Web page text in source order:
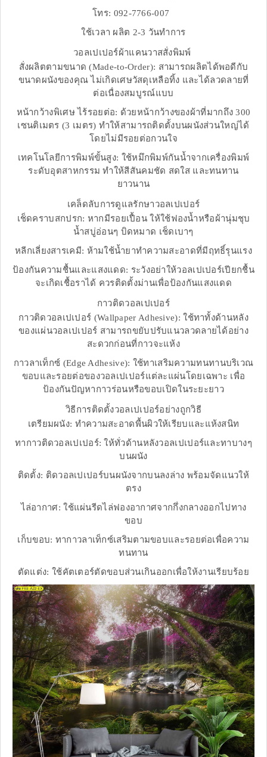
โทร: 092-7766-007
ใช้เวลา ผลิต 2-3 วันทำการ
วอลเปเปอร์ผ้าแคนวาสสั่งพิมพ์
สั่งผลิตตามขนาด (Made-to-Order): สามารถผลิตได้พอดีกับ
ขนาดผนังของคุณ ไม่เกิดเศษวัสดุเหลือทิ้ง และได้ลวดลายที่
ต่อเนื่องสมบูรณ์แบบ
หน้ากว้างพิเศษ ไร้รอยต่อ: ด้วยหน้ากว้างของผ้าที่มากถึง 300
เซนติเมตร (3 เมตร) ทำให้สามารถติดตั้งบนผนังส่วนใหญ่ได้
โดยไม่มีรอยต่อกวนใจ
เทคโนโลยีการพิมพ์ขั้นสูง: ใช้หมึกพิมพ์กันน้ำจากเครื่องพิมพ์
ระดับอุตสาหกรรม ทำให้สีสันคมชัด สดใส และทนทาน
ยาวนาน
เคล็ดลับการดูแลรักษาวอลเปเปอร์
เช็ดคราบสกปรก: หากมีรอยเปื้อน ให้ใช้ฟองน้ำหรือผ้านุ่มชุบ
น้ำสบู่อ่อนๆ บิดหมาด เช็ดเบาๆ
หลีกเลี่ยงสารเคมี: ห้ามใช้น้ำยาทำความสะอาดที่มีฤทธิ์รุนแรง
ป้องกันความชื้นและแสงแดด: ระวังอย่าให้วอลเปเปอร์เปียกชื้น
จะเกิดเชื้อราได้ ควรติดตั้งม่านเพื่อป้องกันแสงแดด
กาวติดวอลเปเปอร์
กาวติดวอลเปเปอร์ (Wallpaper Adhesive): ใช้ทาทั้งด้านหลัง
ของแผ่นวอลเปเปอร์ สามารถขยับปรับแนวลวดลายได้อย่าง
สะดวกก่อนที่กาวจะแห้ง
กาวลาเท็กซ์ (Edge Adhesive): ใช้ทาเสริมความทนทานบริเวณ
ขอบและรอยต่อของวอลเปเปอร์แต่ละแผ่นโดยเฉพาะ เพื่อ
ป้องกันปัญหากาวร่อนหรือขอบเปิดในระยะยาว
วิธีการติดตั้งวอลเปเปอร์อย่างถูกวิธี
เตรียมผนัง: ทำความสะอาดพื้นผิวให้เรียบและแห้งสนิท
ทากาวติดวอลเปเปอร์: ให้ทั่วด้านหลังวอลเปเปอร์และทาบางๆ
บนผนัง
ติดตั้ง: ติดวอลเปเปอร์บนผนังจากบนลงล่าง พร้อมจัดแนวให้
ตรง
ไล่อากาศ: ใช้แผ่นรีดไล่ฟองอากาศจากกึ่งกลางออกไปทาง
ขอบ
เก็บขอบ: ทากาวลาเท็กซ์เสริมตามขอบและรอยต่อเพื่อความ
ทนทาน
ตัดแต่ง: ใช้คัตเตอร์ตัดขอบส่วนเกินออกเพื่อให้งานเรียบร้อย